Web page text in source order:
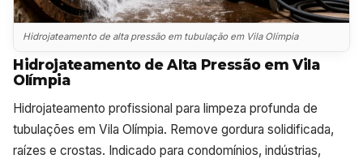
Hidrojateamento de alta pressão em tubulação em Vila Olímpia
Hidrojateamento de Alta Pressão em Vila
Olímpia
Hidrojateamento profissional para limpeza profunda de
tubulações em Vila Olímpia. Remove gordura solidificada,
raízes e crostas. Indicado para condomínios, indústrias,